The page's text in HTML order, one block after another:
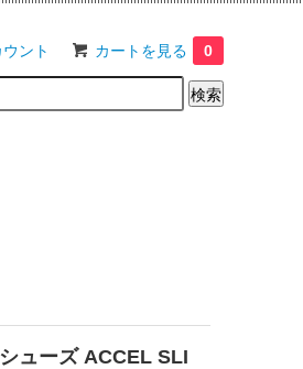
ント カートを見る 0
ューズ ACCEL SLI